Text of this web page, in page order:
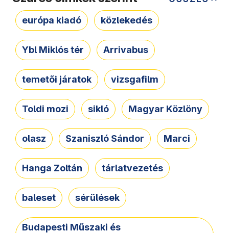
európa kiadó közlekedés
Ybl Miklós tér Arrivabus
temetői járatok vizsgafilm
Toldi mozi sikló Magyar Közlöny
olasz Szaniszló Sándor Marci
Hanga Zoltán tárlatvezetés
baleset sérülések
Budapesti Műszaki és